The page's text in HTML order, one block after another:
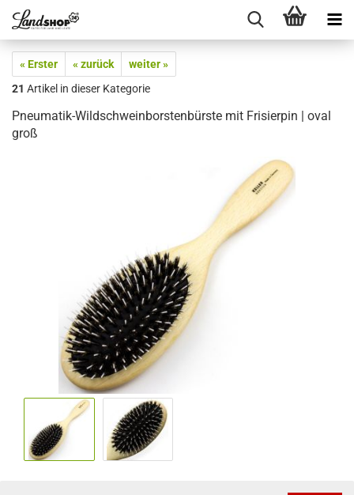
« Erster « zurück
weiter »
21 Artikel in dieser Kategorie
Pneumatik-Wildschweinborstenbürste mit Frisierpin | oval
groß